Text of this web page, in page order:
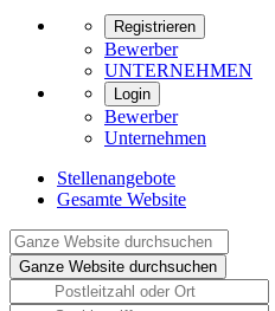
Registrieren
Bewerber
UNTERNEHMEN
Login
Bewerber
Unternehmen
Stellenangebote
Gesamte Website